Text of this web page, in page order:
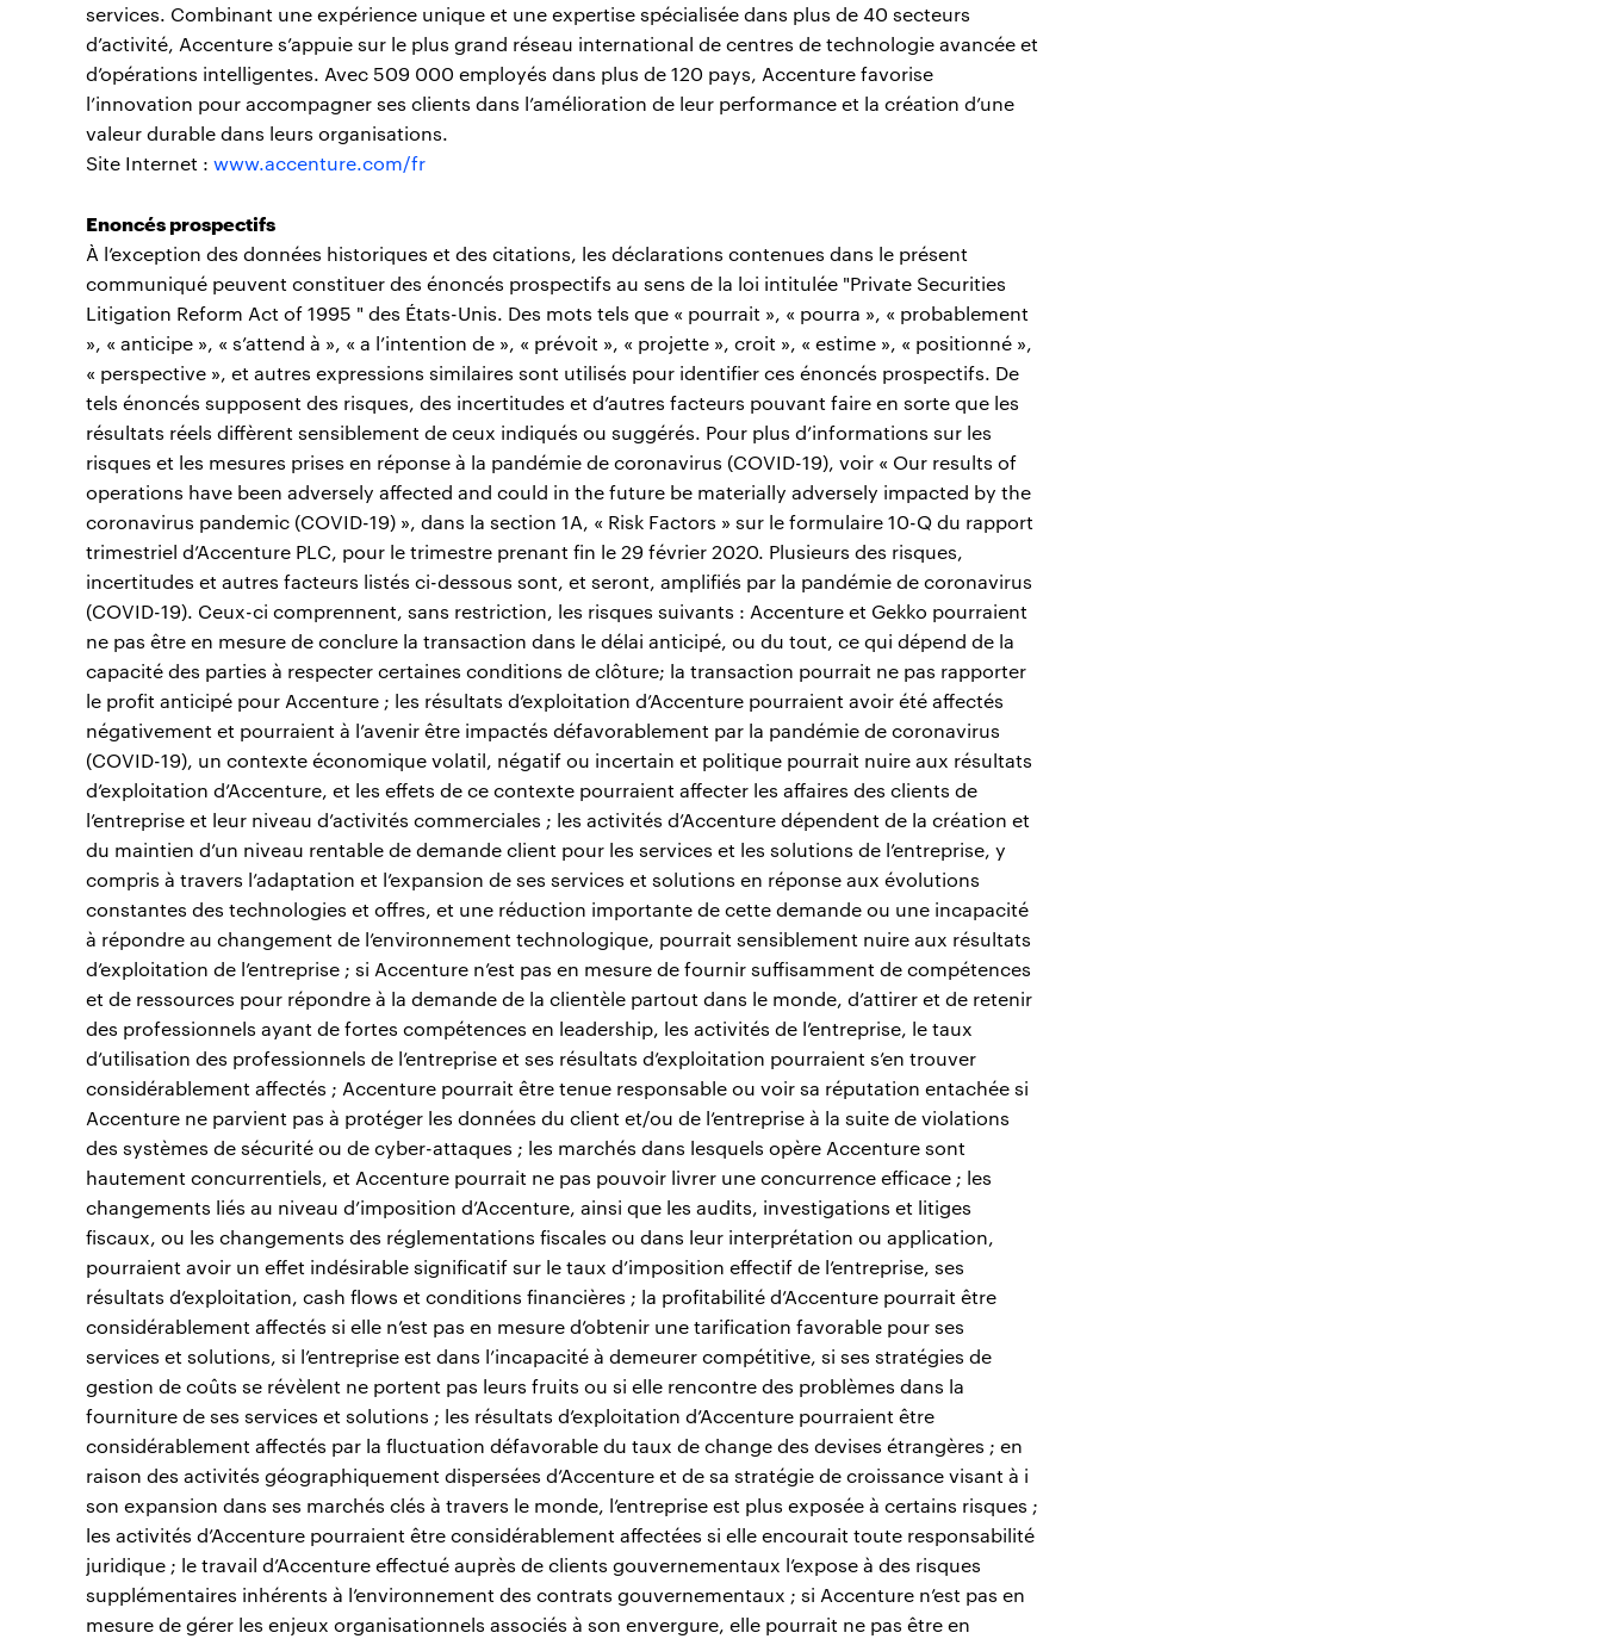
services. Combinant une expérience unique et une expertise spécialisée dans plus de 40 secteurs
d’activité, Accenture s’appuie sur le plus grand réseau international de centres de technologie avancée et
d’opérations intelligentes. Avec 509 000 employés dans plus de 120 pays, Accenture favorise
l’innovation pour accompagner ses clients dans l’amélioration de leur performance et la création d’une
valeur durable dans leurs organisations.
Site Internet : www.accenture.com/fr
Enoncés prospectifs
À l’exception des données historiques et des citations, les déclarations contenues dans le présent
communiqué peuvent constituer des énoncés prospectifs au sens de la loi intitulée "Private Securities
Litigation Reform Act of 1995 " des États-Unis. Des mots tels que « pourrait », « pourra », « probablement
», « anticipe », « s’attend à », « a l’intention de », « prévoit », « projette », croit », « estime », « positionné »,
« perspective », et autres expressions similaires sont utilisés pour identifier ces énoncés prospectifs. De
tels énoncés supposent des risques, des incertitudes et d’autres facteurs pouvant faire en sorte que les
résultats réels diffèrent sensiblement de ceux indiqués ou suggérés. Pour plus d’informations sur les
risques et les mesures prises en réponse à la pandémie de coronavirus (COVID-19), voir « Our results of
operations have been adversely affected and could in the future be materially adversely impacted by the
coronavirus pandemic (COVID-19) », dans la section 1A, « Risk Factors » sur le formulaire 10-Q du rapport
trimestriel d’Accenture PLC, pour le trimestre prenant fin le 29 février 2020. Plusieurs des risques,
incertitudes et autres facteurs listés ci-dessous sont, et seront, amplifiés par la pandémie de coronavirus
(COVID-19). Ceux-ci comprennent, sans restriction, les risques suivants : Accenture et Gekko pourraient
ne pas être en mesure de conclure la transaction dans le délai anticipé, ou du tout, ce qui dépend de la
capacité des parties à respecter certaines conditions de clôture; la transaction pourrait ne pas rapporter
le profit anticipé pour Accenture ; les résultats d’exploitation d’Accenture pourraient avoir été affectés
négativement et pourraient à l’avenir être impactés défavorablement par la pandémie de coronavirus
(COVID-19), un contexte économique volatil, négatif ou incertain et politique pourrait nuire aux résultats
d’exploitation d’Accenture, et les effets de ce contexte pourraient affecter les affaires des clients de
l’entreprise et leur niveau d’activités commerciales ; les activités d’Accenture dépendent de la création et
du maintien d’un niveau rentable de demande client pour les services et les solutions de l’entreprise, y
compris à travers l’adaptation et l’expansion de ses services et solutions en réponse aux évolutions
constantes des technologies et offres, et une réduction importante de cette demande ou une incapacité
à répondre au changement de l’environnement technologique, pourrait sensiblement nuire aux résultats
d’exploitation de l’entreprise ; si Accenture n’est pas en mesure de fournir suffisamment de compétences
et de ressources pour répondre à la demande de la clientèle partout dans le monde, d’attirer et de retenir
des professionnels ayant de fortes compétences en leadership, les activités de l’entreprise, le taux
d’utilisation des professionnels de l’entreprise et ses résultats d’exploitation pourraient s’en trouver
considérablement affectés ; Accenture pourrait être tenue responsable ou voir sa réputation entachée si
Accenture ne parvient pas à protéger les données du client et/ou de l’entreprise à la suite de violations
des systèmes de sécurité ou de cyber-attaques ; les marchés dans lesquels opère Accenture sont
hautement concurrentiels, et Accenture pourrait ne pas pouvoir livrer une concurrence efficace ; les
changements liés au niveau d’imposition d’Accenture, ainsi que les audits, investigations et litiges
fiscaux, ou les changements des réglementations fiscales ou dans leur interprétation ou application,
pourraient avoir un effet indésirable significatif sur le taux d’imposition effectif de l’entreprise, ses
résultats d’exploitation, cash flows et conditions financières ; la profitabilité d’Accenture pourrait être
considérablement affectés si elle n’est pas en mesure d’obtenir une tarification favorable pour ses
services et solutions, si l’entreprise est dans l’incapacité à demeurer compétitive, si ses stratégies de
gestion de coûts se révèlent ne portent pas leurs fruits ou si elle rencontre des problèmes dans la
fourniture de ses services et solutions ; les résultats d’exploitation d’Accenture pourraient être
considérablement affectés par la fluctuation défavorable du taux de change des devises étrangères ; en
raison des activités géographiquement dispersées d’Accenture et de sa stratégie de croissance visant à i
son expansion dans ses marchés clés à travers le monde, l’entreprise est plus exposée à certains risques ;
les activités d’Accenture pourraient être considérablement affectées si elle encourait toute responsabilité
juridique ; le travail d’Accenture effectué auprès de clients gouvernementaux l’expose à des risques
supplémentaires inhérents à l’environnement des contrats gouvernementaux ; si Accenture n’est pas en
mesure de gérer les enjeux organisationnels associés à son envergure, elle pourrait ne pas être en